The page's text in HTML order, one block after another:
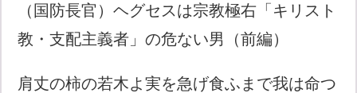
（国防長官）ヘグセスは宗教極右「キリスト
教・支配主義者」の危ない男（前編）
肩丈の柿の若木よ実を急げ食ふまで我は命つ